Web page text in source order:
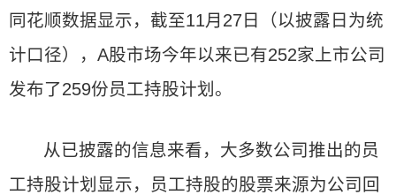
同花顺数据显示，截至11月27日（以披露日为统
计口径），A股市场今年以来已有252家上市公司
发布了259份员工持股计划。
从已披露的信息来看，大多数公司推出的员
工持股计划显示，员工持股的股票来源为公司回